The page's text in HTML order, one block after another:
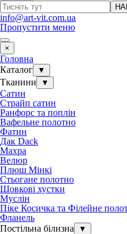
info@art-vit.com.ua
Пропустити меню
×
Головна
Каталог
▼
Тканини ▼
Сатин
Страйп сатин
Ранфорс та поплін
Вафельне полотно
Фатин
Дак Dack
Махра
Велюр
Плюш Мінкі
Стьогане полотно
Шовкові хустки
Муслін
Піке Косичка та Філейне
Фланель
Постільна білизна
▼